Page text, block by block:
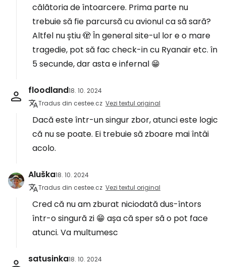
călătoria de întoarcere. Prima parte nu
trebuie să fie parcursă cu avionul ca să sară?
Altfel nu știu 🫣 În general site-ul lor e o mare
tragedie, pot să fac check-in cu Ryanair etc. în
5 secunde, dar asta e infernal 😁
floodland18. 10. 2024
Tradus din cestee.cz Vezi textul original
Dacă este într-un singur zbor, atunci este logic
că nu se poate. Ei trebuie să zboare mai întâi
acolo.
Aluška18. 10. 2024
Tradus din cestee.cz Vezi textul original
Cred că nu am zburat niciodată dus-întors
într-o singură zi 😁 așa că sper să o pot face
atunci. Va multumesc
satusinka18. 10. 2024